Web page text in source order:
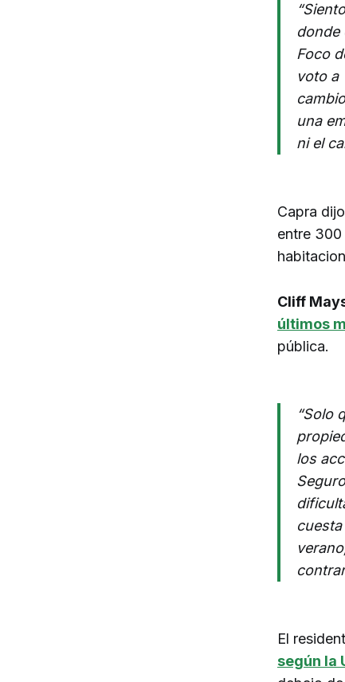
donde
Foco
voto a
una
ni el
Capra
entre 300
Cliff
últimos
pública.
“Solo
los
El
según la